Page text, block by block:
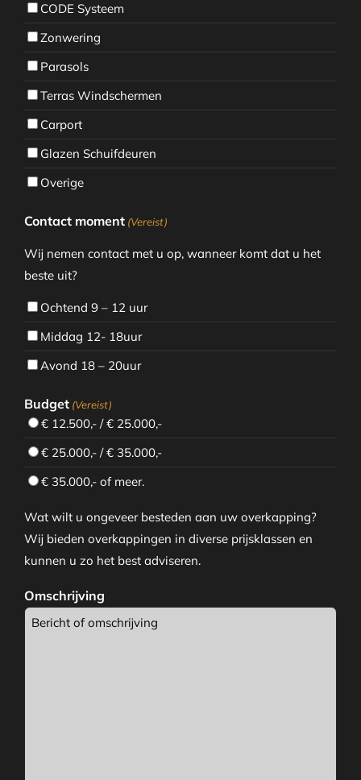
CODE Systeem
Zonwering
Parasols
Terras Windschermen
Carport
Glazen Schuifdeuren
Overige
Contact moment (Vereist)
Wij nemen contact met u op, wanneer komt dat u het
beste uit?
Ochtend 9 – 12 uur
Middag 12- 18uur
Avond 18 – 20uur
Budget (Vereist)
€ 12.500,- / € 25.000,-
€ 25.000,- / € 35.000,-
€ 35.000,- of meer.
Wat wilt u ongeveer besteden aan uw overkapping?
Wij bieden overkappingen in diverse prijsklassen en
kunnen u zo het best adviseren.
Omschrijving